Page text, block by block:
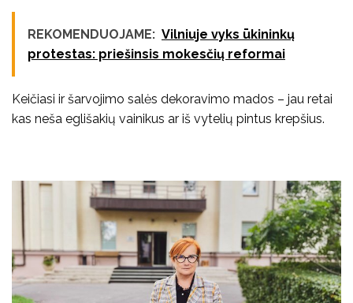
REKOMENDUOJAME: Vilniuje vyks ūkininkų
protestas: priešinsis mokesčių reformai
Keičiasi ir šarvojimo salės dekoravimo mados – jau retai
kas neša eglišakių vainikus ar iš vytelių pintus krepšius.